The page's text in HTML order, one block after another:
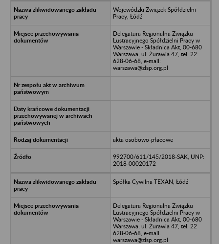
Wojewódzki Związek Spółdzielni
Pracy, Łódź
Delegatura Regionalna Związku
Lustracyjnego Spółdzielni Pracy w
Warszawie - Składnica Akt, 00-680
Warszawa, ul. Żurawia 47, tel. 22
628-06-68, e-mail:
warszawa@zlsp.org.pl
akta osobowo-płacowe
992700/611/145/2018-SAK, UNP:
2018-00020172
Spółka Cywilna TEXAN, Łódź
Delegatura Regionalna Związku
Lustracyjnego Spółdzielni Pracy w
Warszawie - Składnica Akt, 00-680
Warszawa, ul. Żurawia 47, tel. 22
628-06-68, e-mail:
warszawa@zlsp.org.pl